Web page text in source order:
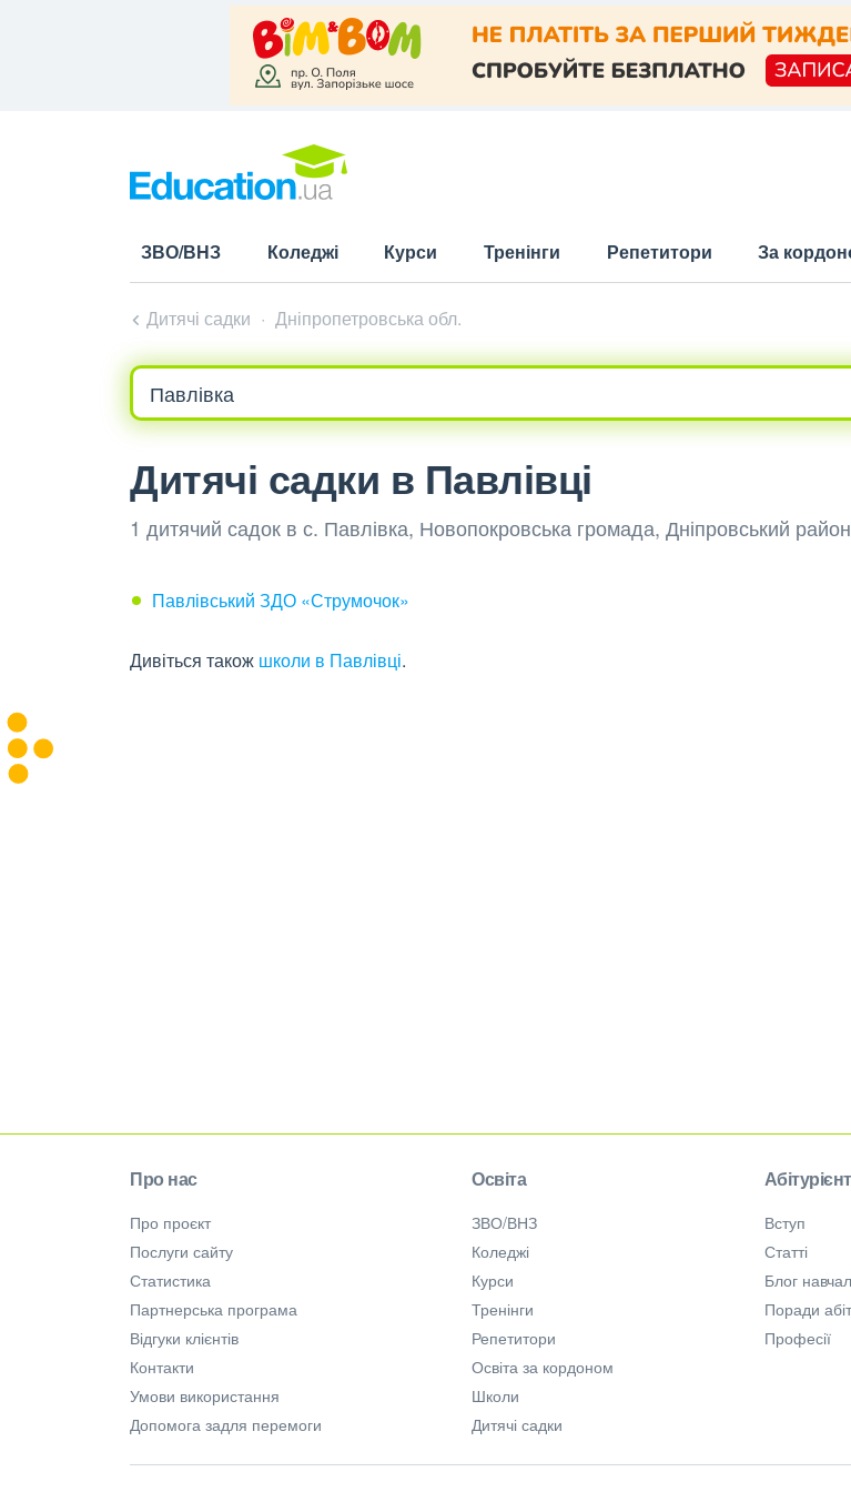
ЗВО/ВНЗ Коледжі Курси Тренінги Репетитори За
Дитячі садки Дніпропетровська обл.
Дитячі садки в Павлівці
1 дитячий садок в с. Павлівка, Новопокровська громада, Дніпровський
Павлівський ЗДО «Струмочок»
Дивіться також школи в Павлівці.
Про нас
Про проєкт
Послуги сайту
Статистика
Партнерська програма
Відгуки клієнтів
Контакти
Умови використання
Допомога задля перемоги
Освіта
ЗВО/ВНЗ
Коледжі
Курси
Тренінги
Репетитори
Освіта за кордоном
Школи
Дитячі садки
Вступ
Статті
Блог
Поради
Професії